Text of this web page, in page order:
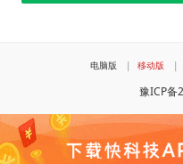
电脑版 | 移动版 |
豫ICP备